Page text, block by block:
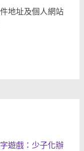
地址及個人網站
遊戲：少子化辦